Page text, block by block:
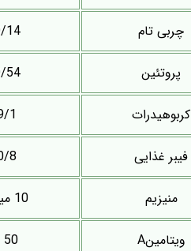
چربی تام 0/14
پروتئین 0/54
کربوهیدرات 9/1
فیبر غذایی 0/8
منیزیم 10 میلی گرم
ویتامینA 50 واحد